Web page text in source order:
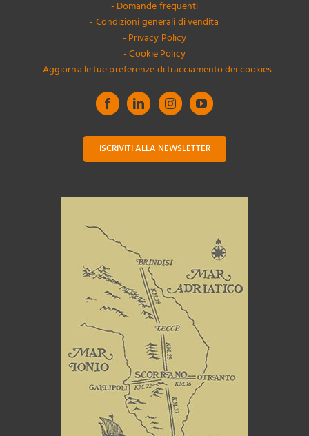
- Domande frequenti
- Condizioni generali di vendita
- Privacy Policy
- Cookie Policy
- Aggiorna le tue preferenze di tracciamento dei cookies
ISCRIVITI ALLA NEWSLETTER